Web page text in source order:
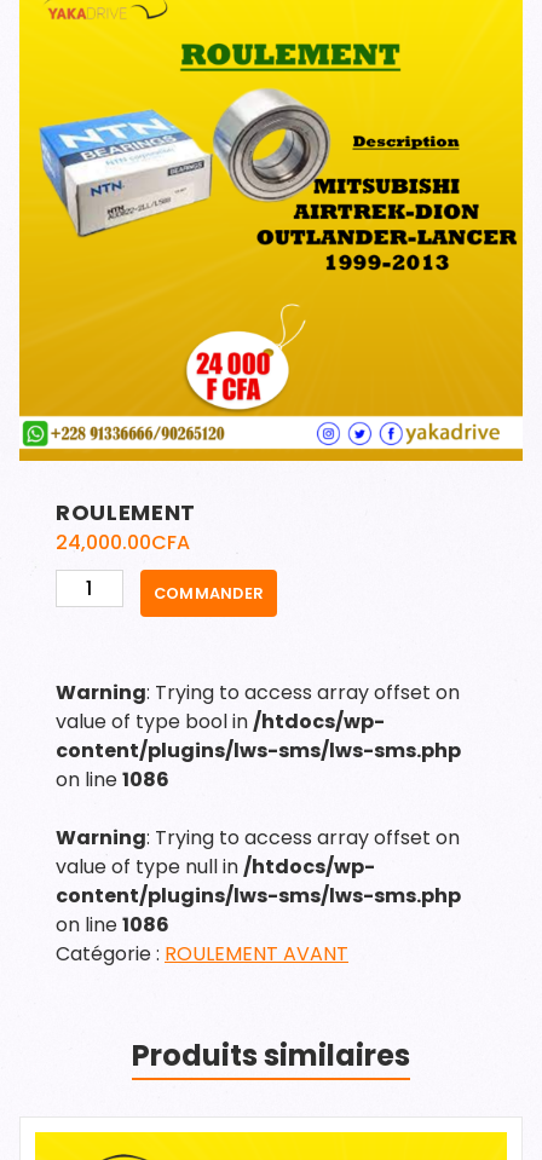
ROULEMENT
24,000.00CFA
quantité
de
COMMANDER
Warning: Trying to access array offset on
value of type bool in/htdocs/wp-
content/plugins/lws-sms/lws-sms.php
on line1086
Warning: Trying to access array offset on
value of type null in/htdocs/wp-
content/plugins/lws-sms/lws-sms.php
on line1086
Catégorie : ROULEMENT AVANT
Produits similaires